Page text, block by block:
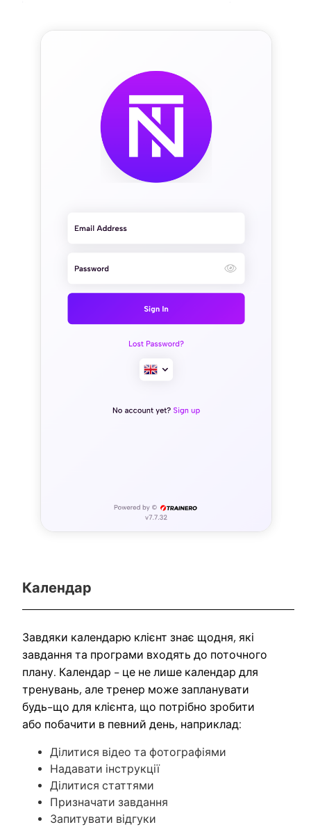
Календар
Завдяки календарю клієнт знає щодня, які
завдання та програми входять до поточного
плану. Календар - це не лише календар для
тренувань, але тренер може запланувати
будь-що для клієнта, що потрібно зробити
або побачити в певний день, наприклад:
Ділитися відео та фотографіями
Надавати інструкції
Ділитися статтями
Призначати завдання
Запитувати відгуки